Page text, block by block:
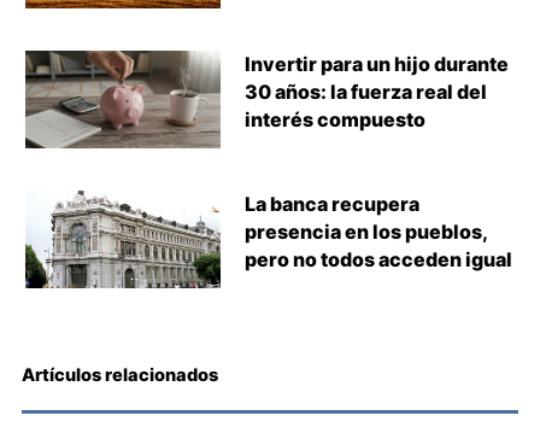
Invertir para un hijo durante
30 años: la fuerza real del
interés compuesto
La banca recupera
presencia en los pueblos,
pero no todos acceden igual
Artículos relacionados